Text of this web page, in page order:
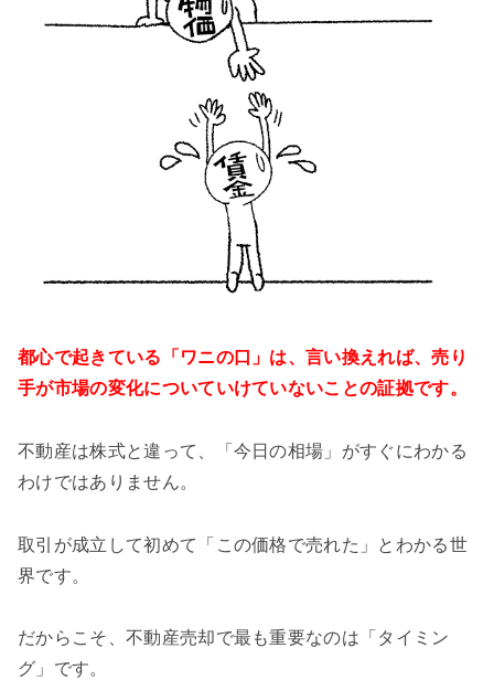
都心で起きている「ワニの口」は、言い換えれば、売り
手が市場の変化についていけていないことの証拠です。
不動産は株式と違って、「今日の相場」がすぐにわかる
わけではありません。
取引が成立して初めて「この価格で売れた」とわかる世
界です。
だからこそ、不動産売却で最も重要なのは「タイミン
グ」です。